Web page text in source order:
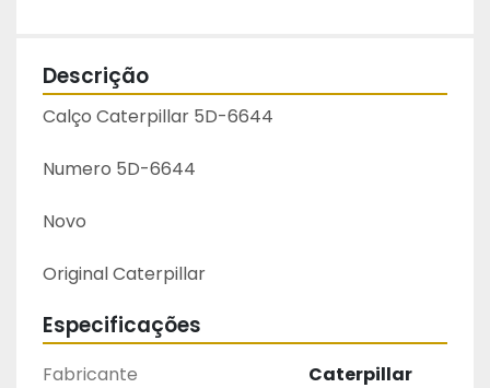
Descrição
Calço Caterpillar 5D-6644
Numero 5D-6644
Novo
Original Caterpillar
Especificações
Fabricante
Caterpillar